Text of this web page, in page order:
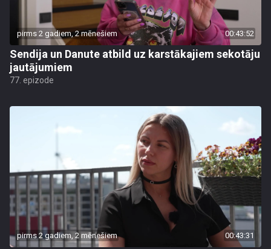
pirms 2 gadiem, 2 mēnešiem 00:43:52
Sendija un Danute atbild uz karstākajiem sekotāju
jautājumiem
77. epizode
pirms 2 gadiem, 2 mēnešiem 00:43:31